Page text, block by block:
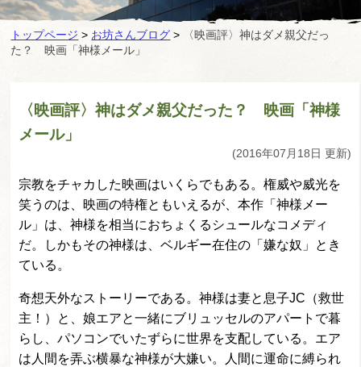
トップページ > お坊さんブログ >
〈映画評〉神はダメ親父だっ
た？ 映画「神様メール」
〈映画評〉神はダメ親父だった？ 映画「神様
メール」
(2016年07月18日 更新)
宗教をチャカした映画はいくらでもある。権威や威光を
笑うのは、映画の特権ともいえるが、本作「神様メー
ル」は、神様を相当におちょくるシュールなコメディ
だ。しかもその神様は、ベルギー在住の「嫌な奴」とき
ている。
奇想天外なストーリーである。神様は妻と息子JC（救世
主！）と、娘エアと一緒にブリュッセルのアパートで暮
らし、パソコンでいたずらに世界を支配している。エア
は人間を弄ぶ横暴な神様が大嫌い。人間に運命に縛られ